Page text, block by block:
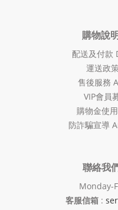
購物說
配送及付款
運送政
售後服務
VIP會員
購物金使
防詐騙宣導
聯絡我
Monday-
客服信箱 :